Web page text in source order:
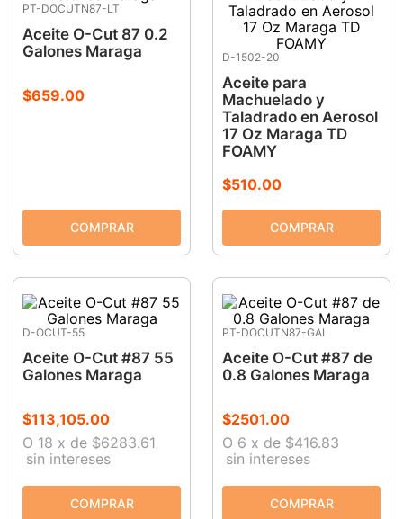
PT-DOCUTN87-LT
Aceite O-Cut 87 0.2
Galones Maraga
$659.00
D-1502-20
Aceite para
Machuelado y
Taladrado en Aerosol
17 Oz Maraga TD
FOAMY
$510.00
D-OCUT-55
Aceite O-Cut #87 55
Galones Maraga
$113,105.00
O 18 x de $6283.61
sin intereses
PT-DOCUTN87-GAL
Aceite O-Cut #87 de
0.8 Galones Maraga
$2501.00
O 6 x de $416.83
sin intereses
sierra cinta
clavos
ecoklean
ke500